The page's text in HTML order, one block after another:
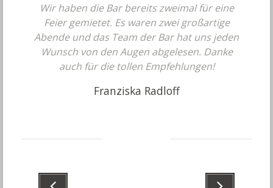
Wir haben die Bar bereits zweimal für eine
Feier gemietet. Es waren zwei großartige
Abende und das Team der Bar hat uns jeden
Wunsch von den Augen abgelesen. Danke
auch für die tollen Empfehlungen!
Franziska Radloff